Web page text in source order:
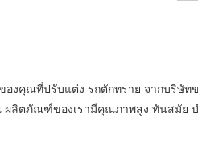
องคุณที่ปรับแต่ง รถตักทราย จากบริษัท
ลิตภัณฑ์ของเรามีคุณภาพสูง ทันสมัย ​​บ